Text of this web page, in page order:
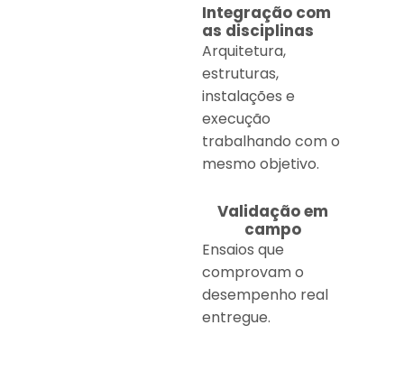
Integração com
as disciplinas
Arquitetura,
estruturas,
instalações e
execução
trabalhando com o
mesmo objetivo.
Validação em
campo
Ensaios que
comprovam o
desempenho real
entregue.